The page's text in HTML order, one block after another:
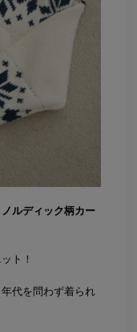
ルディック柄カー
ト！
代を問わず着られ